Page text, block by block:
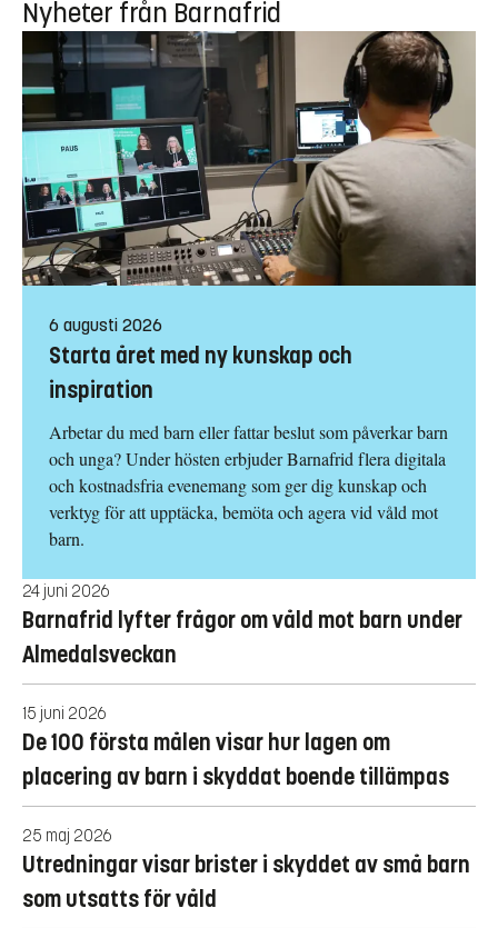
Nyheter från Barnafrid
6 augusti 2026
Starta året med ny kunskap och
inspiration
Arbetar du med barn eller fattar beslut som påverkar barn
och unga? Under hösten erbjuder Barnafrid flera digitala
och kostnadsfria evenemang som ger dig kunskap och
verktyg för att upptäcka, bemöta och agera vid våld mot
barn.
24 juni 2026
Barnafrid lyfter frågor om våld mot barn under
Almedalsveckan
15 juni 2026
De 100 första målen visar hur lagen om
placering av barn i skyddat boende tillämpas
25 maj 2026
Utredningar visar brister i skyddet av små barn
som utsatts för våld